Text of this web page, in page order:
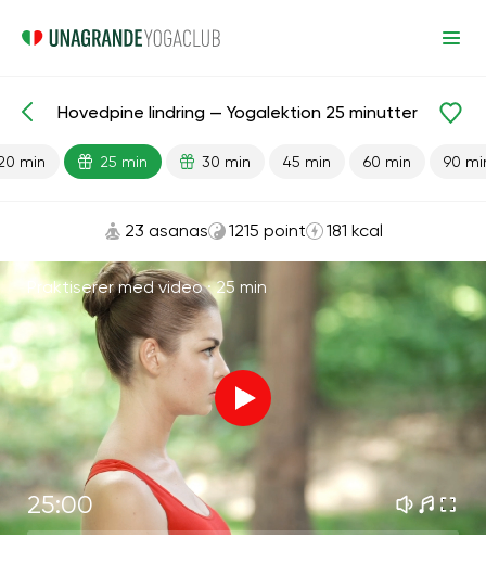
Færdiglavede lektioner Hoved
Hovedpine lindring — Yogalektion 25 minutter
min 25 min 30 min 45 min 60 min 90
23 asanas 1215 point 181 kcal
Praktiserer med video ·25 min
25:00